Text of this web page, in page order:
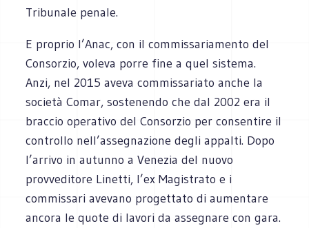
Tribunale penale.
E proprio l’Anac, con il commissariamento del
Consorzio, voleva porre fine a quel sistema.
Anzi, nel 2015 aveva commissariato anche la
società Comar, sostenendo che dal 2002 era il
braccio operativo del Consorzio per consentire il
controllo nell’assegnazione degli appalti. Dopo
l’arrivo in autunno a Venezia del nuovo
provveditore Linetti, l’ex Magistrato e i
commissari avevano progettato di aumentare
ancora le quote di lavori da assegnare con gara.